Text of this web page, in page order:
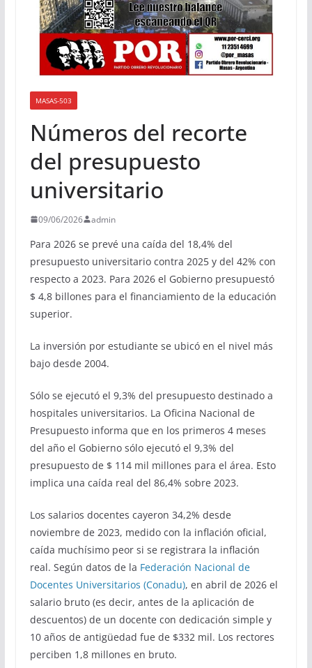
MASAS-503
Números del recorte
del presupuesto
universitario
09/06/2026 admin
Para 2026 se prevé una caída del 18,4% del
presupuesto universitario contra 2025 y del 42% con
respecto a 2023. Para 2026 el Gobierno presupuestó
$ 4,8 billones para el financiamiento de la educación
superior.
La inversión por estudiante se ubicó en el nivel más
bajo desde 2004.
Sólo se ejecutó el 9,3% del presupuesto destinado a
hospitales universitarios. La Oficina Nacional de
Presupuesto informa que en los primeros 4 meses
del año el Gobierno sólo ejecutó el 9,3% del
presupuesto de $ 114 mil millones para el área. Esto
implica una caída real del 86,4% sobre 2023.
Los salarios docentes cayeron 34,2% desde
noviembre de 2023, medido con la inflación oficial,
caída muchísimo peor si se registrara la inflación
real. Según datos de la Federación Nacional de
Docentes Universitarios (Conadu), en abril de 2026 el
salario bruto (es decir, antes de la aplicación de
descuentos) de un docente con dedicación simple y
10 años de antigüedad fue de $332 mil. Los rectores
perciben 1,8 millones en bruto.